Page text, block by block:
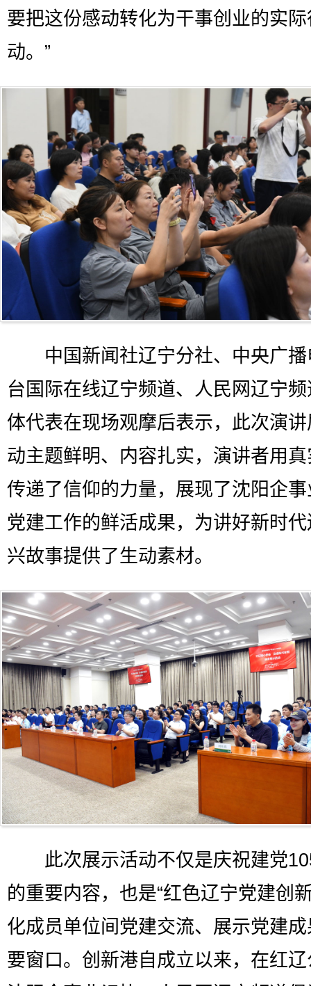
要把这份感动转化为干事创业的实际
动。”
中国新闻社辽宁分社、中央广播
台国际在线辽宁频道、人民网辽宁
体代表在现场观摩后表示，此次演
动主题鲜明、内容扎实，演讲者用
传递了信仰的力量，展现了沈阳企
党建工作的鲜活成果，为讲好新时
兴故事提供了生动素材。
此次展示活动不仅是庆祝建党
的重要内容，也是“红色辽宁党建创
化成员单位间党建交流、展示党建
要窗口。创新港自成立以来，在红